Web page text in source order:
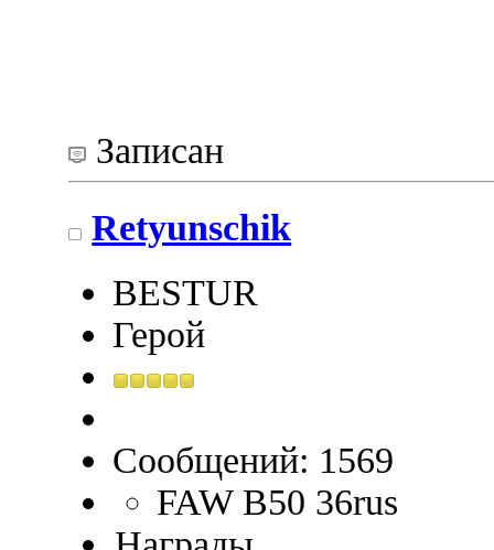
Записан
Retyunschik
BESTUR
Герой
Сообщений: 1569
FAW В50 36rus